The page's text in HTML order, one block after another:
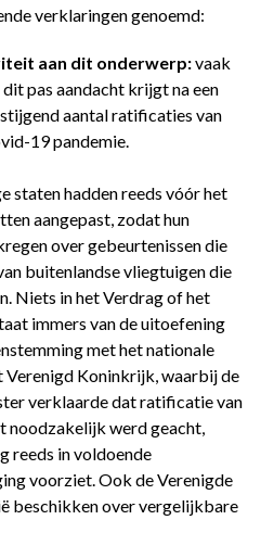
verklaringen genoemd:
aan dit onderwerp:vaak
pas aandacht krijgt na een
aantal ratificaties van
19 pandemie.
staten hadden reeds vóór het
aangepast, zodat hun
over gebeurtenissen die
buitenlandse vliegtuigen die
Niets in het Verdrag of het
immers van de uitoefening
met het nationale
Verenigd Koninkrijk, waarbij de
verklaarde dat ratificatie van
werd geacht,
reeds in voldoende
voorziet. Ook de Verenigde
beschikken over vergelijkbare